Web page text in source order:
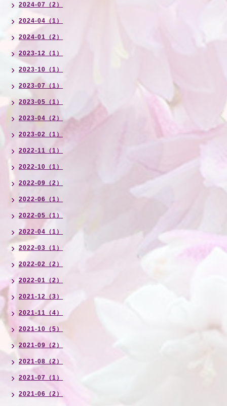
2024-07（2）
2024-04（1）
2024-01（2）
2023-12（1）
2023-10（1）
2023-07（1）
2023-05（1）
2023-04（2）
2023-02（1）
2022-11（1）
2022-10（1）
2022-09（2）
2022-06（1）
2022-05（1）
2022-04（1）
2022-03（1）
2022-02（2）
2022-01（2）
2021-12（3）
2021-11（4）
2021-10（5）
2021-09（2）
2021-08（2）
2021-07（1）
2021-06（2）